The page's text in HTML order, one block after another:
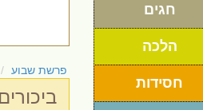
חגים
הלכה
חסידות
פרשת שבוע